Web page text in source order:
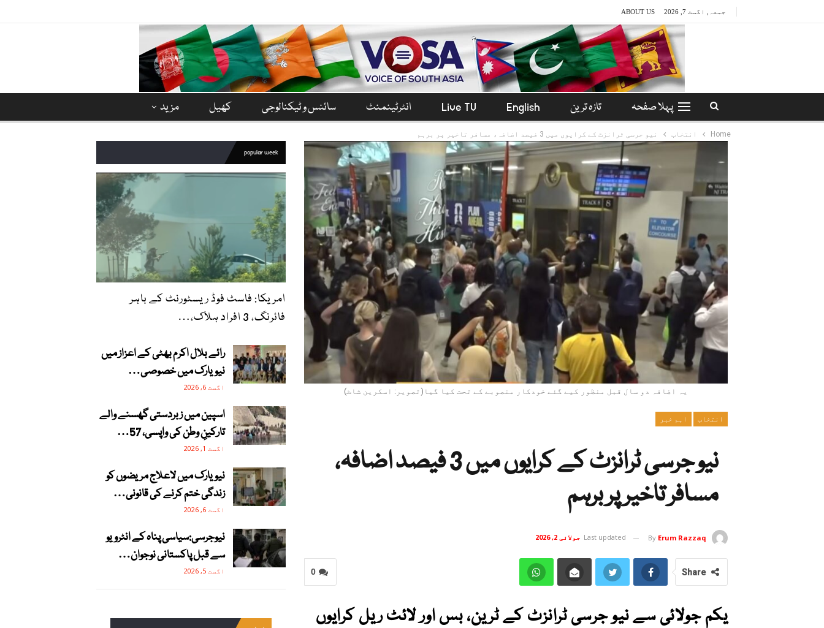
جمعہ, اگست 7, 2026 ABOUT US
پہلا صفحہ تازہ ترین English
Live TV انٹرٹینمنٹ سائنس و ٹیکنالوجی کھیل مزید
Home انتخاب نیو جرسی ٹرانزٹ کے کرایوں میں 3 فیصد اضافہ، مسافر تاخیر پر برہم
یہ اضافہ دو سال قبل منظور کیے گئے خودکار منصوبے کے تحت کیا گیا(تصویر: اسکرین شاٹ)
انتخاب اہم خبر
نیو جرسی ٹرانزٹ کے کرایوں میں 3 فیصد اضافہ،
مسافر تاخیر پر برہم
By Erum Razzaq
Last updated جولائی 2, 2026
0 Share
یکم جولائی سے نیو جرسی ٹرانزٹ کے ٹرین، بس اور لائٹ ریل کرایوں
popular week
امریکا: فاسٹ فوڈ ریسٹورنٹ کے باہر
فائرنگ، 3 افراد ہلاک،…
رائے بلال اکرم بھٹی کے اعزاز میں
نیویارک میں خصوصی…
اگست 6, 2026
اسپین میں زبردستی گھسنے والے
تارکینِ وطن کی واپسی، 57…
اگست 1, 2026
نیویارک میں لاعلاج مریضوں کو
زندگی ختم کرنے کی قانونی…
اگست 6, 2026
نیوجرسی:سیاسی پناہ کے انٹرویو
سے قبل پاکستانی نوجوان…
اگست 5, 2026